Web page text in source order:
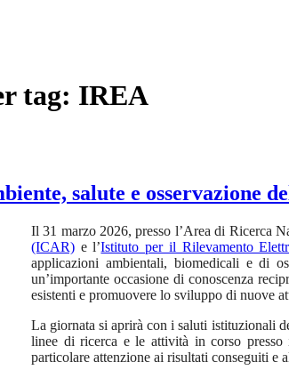
tag: IREA
salute e
Il 31 marzo 2026, presso l’Area di Ricerca
(ICAR) e l’Istituto per il Rilevamento
applicazioni ambientali, biomedicali e di
un’importante occasione di conoscenza
esistenti e promuovere lo sviluppo di nuove
La giornata si aprirà con i saluti istituzionali
linee di ricerca e le attività in corso
particolare attenzione ai risultati conseguiti e